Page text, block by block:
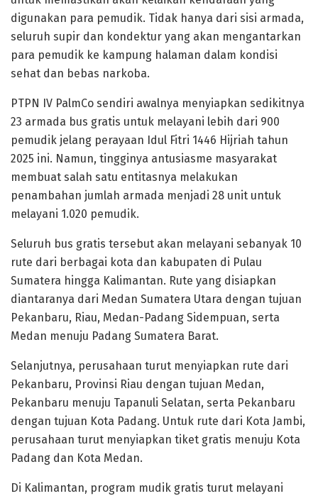
digunakan para pemudik. Tidak hanya dari sisi armada,
seluruh supir dan kondektur yang akan mengantarkan
para pemudik ke kampung halaman dalam kondisi
sehat dan bebas narkoba.
PTPN IV PalmCo sendiri awalnya menyiapkan sedikitnya
23 armada bus gratis untuk melayani lebih dari 900
pemudik jelang perayaan Idul Fitri 1446 Hijriah tahun
2025 ini. Namun, tingginya antusiasme masyarakat
membuat salah satu entitasnya melakukan
penambahan jumlah armada menjadi 28 unit untuk
melayani 1.020 pemudik.
Seluruh bus gratis tersebut akan melayani sebanyak 10
rute dari berbagai kota dan kabupaten di Pulau
Sumatera hingga Kalimantan. Rute yang disiapkan
diantaranya dari Medan Sumatera Utara dengan tujuan
Pekanbaru, Riau, Medan-Padang Sidempuan, serta
Medan menuju Padang Sumatera Barat.
Selanjutnya, perusahaan turut menyiapkan rute dari
Pekanbaru, Provinsi Riau dengan tujuan Medan,
Pekanbaru menuju Tapanuli Selatan, serta Pekanbaru
dengan tujuan Kota Padang. Untuk rute dari Kota Jambi,
perusahaan turut menyiapkan tiket gratis menuju Kota
Padang dan Kota Medan.
Di Kalimantan, program mudik gratis turut melayani